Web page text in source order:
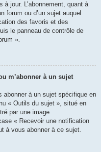
à jour. L’abonnement, quant à
forum ou d’un sujet auquel
des favoris et des
le panneau de contrôle de
».
m’abonner à un sujet
abonner à un sujet spécifique en
« Outils du sujet », situé en
par une image.
« Recevoir une notification
à vous abonner à ce sujet.